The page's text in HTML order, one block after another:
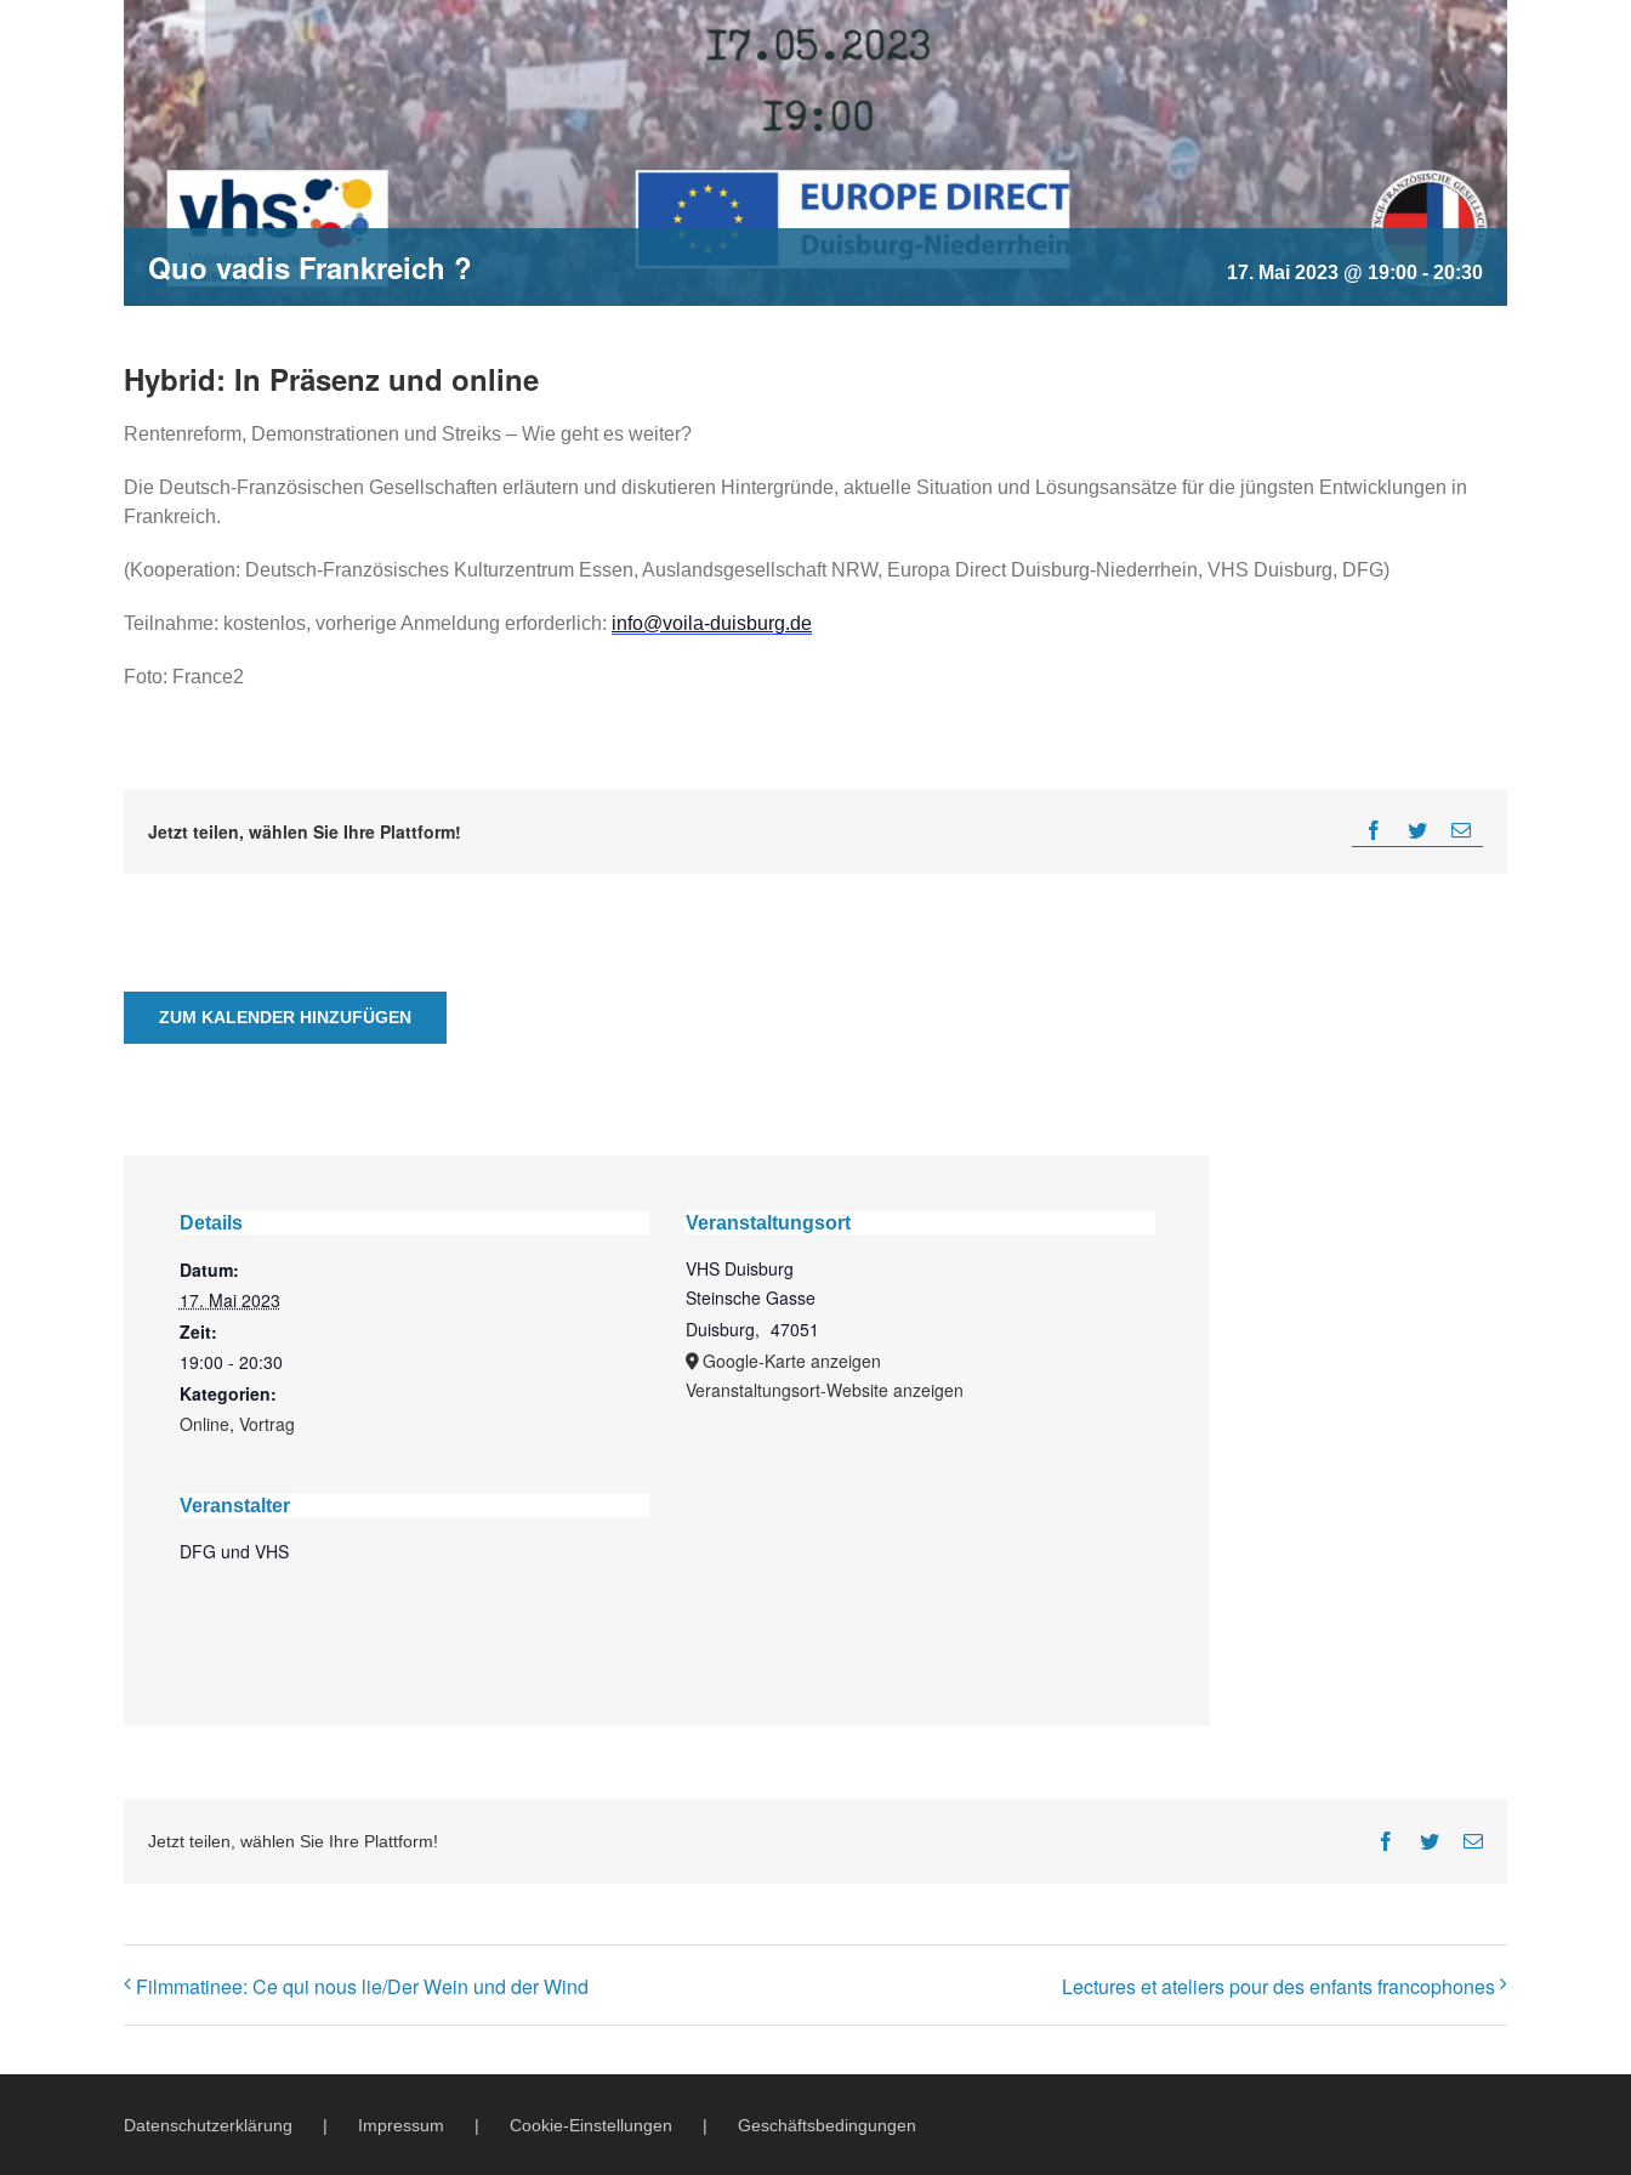
Quo vadis Frankreich ? 17. Mai 2023 @ 19:00-20:30
Hybrid: In Präsenz und online
Rentenreform, Demonstrationen und Streiks – Wie geht es weiter?
Die Deutsch-Französischen Gesellschaften erläutern und diskutieren Hintergründe, aktuelle Situation und Lösungsansätze für die jüngsten Entwicklungen in
Frankreich.
(Kooperation: Deutsch-Französisches Kulturzentrum Essen, Auslandsgesellschaft NRW, Europa Direct Duisburg-Niederrhein, VHS Duisburg, DFG)
Teilnahme: kostenlos, vorherige Anmeldung erforderlich: info@voila-duisburg.de
Foto: France2
Jetzt teilen, wählen Sie Ihre Plattform!
ZUM KALENDER HINZUFÜGEN
Details
Datum:
17. Mai 2023
Zeit:
19:00 - 20:30
Kategorien:
Online, Vortrag
Veranstalter
DFG und VHS
Veranstaltungsort
VHS Duisburg
Steinsche Gasse
Duisburg, 47051
Google-Karte anzeigen
Veranstaltungsort-Website anzeigen
Jetzt teilen, wählen Sie Ihre Plattform! Facebook
TwitterE-
Filmmatinee: Ce qui nous lie/Der Wein und der Wind Lectures et ateliers pour des enfants francophones
Datenschutzerklärung Impressum Cookie-Einstellungen Geschäftsbedingungen